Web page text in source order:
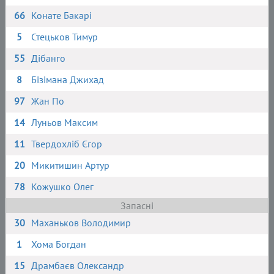
66 Конате Бакарі
5
Стецьков Тимур
55 Дібанго
8
Бізімана Джихад
97 Жан По
14 Луньов Максим
11 Твердохліб Єгор
20 Микитишин Артур
78 Кожушко Олег
Запасні
30 Маханьков Володимир
1
Хома Богдан
15 Драмбаєв Олександр